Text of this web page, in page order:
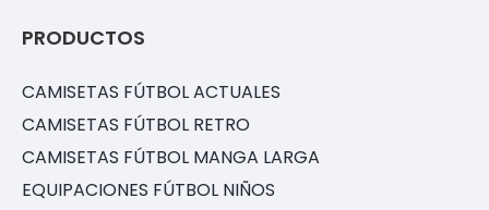
PRODUCTOS
CAMISETAS FÚTBOL ACTUALES
CAMISETAS FÚTBOL RETRO
CAMISETAS FÚTBOL MANGA LARGA
EQUIPACIONES FÚTBOL NIÑOS